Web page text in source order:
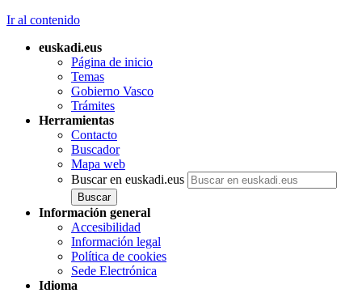
Ir al contenido
euskadi.eus
Página de inicio
Temas
Gobierno Vasco
Trámites
Herramientas
Contacto
Buscador
Mapa web
Buscar en euskadi.eus
Información general
Accesibilidad
Información legal
Política de cookies
Sede Electrónica
Idioma